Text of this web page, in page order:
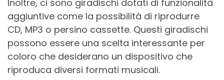
Inoltre, ci sono giradischi dotati di funzionalità
aggiuntive come la possibilità di riprodurre
CD, MP3 o persino cassette. Questi giradischi
possono essere una scelta interessante per
coloro che desiderano un dispositivo che
riproduca diversi formati musicali.